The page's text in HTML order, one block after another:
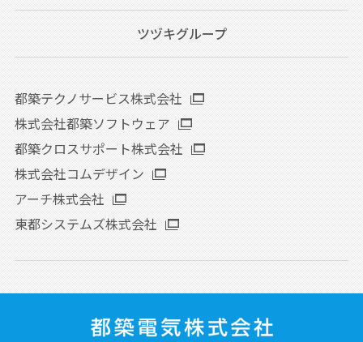
ツヅキグループ
都築テクノサービス株式会社
株式会社都築ソフトウェア
都築クロスサポート株式会社
株式会社コムデザイン
アーチ株式会社
東都システムズ株式会社